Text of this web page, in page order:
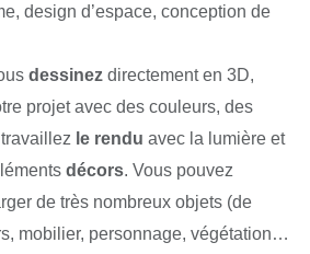
design d’espace, conception de
dessinez directement en 3D,
projet avec des couleurs, des
le rendu avec la lumière et
décors. Vous pouvez
de très nombreux objets (de
mobilier, personnage, végétation…